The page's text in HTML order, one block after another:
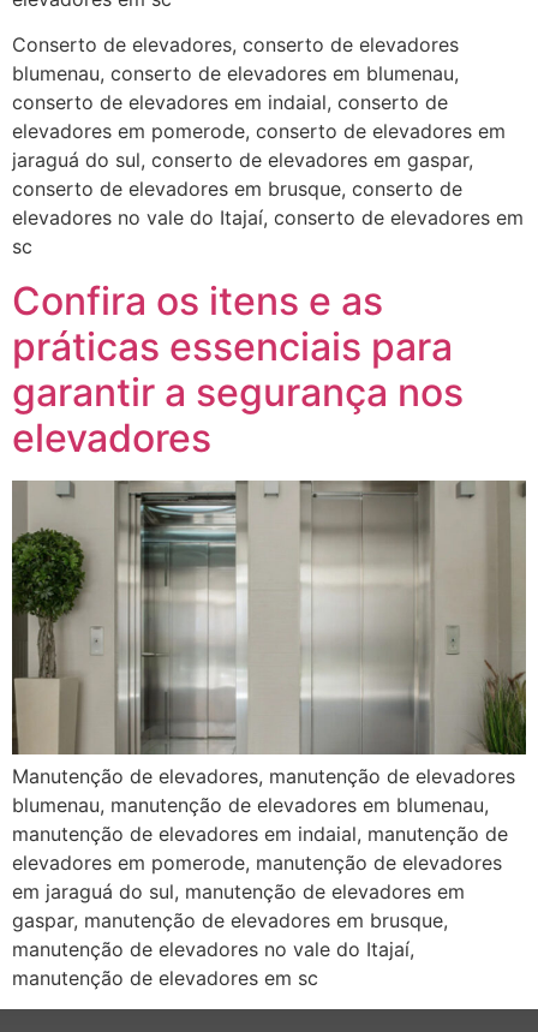
Conserto de elevadores, conserto de elevadores
blumenau, conserto de elevadores em blumenau,
conserto de elevadores em indaial, conserto de
elevadores em pomerode, conserto de elevadores em
jaraguá do sul, conserto de elevadores em gaspar,
conserto de elevadores em brusque, conserto de
elevadores no vale do Itajaí, conserto de elevadores em
sc
Confira os itens e as
práticas essenciais para
garantir a segurança nos
elevadores
Manutenção de elevadores, manutenção de elevadores
blumenau, manutenção de elevadores em blumenau,
manutenção de elevadores em indaial, manutenção de
elevadores em pomerode, manutenção de elevadores
em jaraguá do sul, manutenção de elevadores em
gaspar, manutenção de elevadores em brusque,
manutenção de elevadores no vale do Itajaí,
manutenção de elevadores em sc